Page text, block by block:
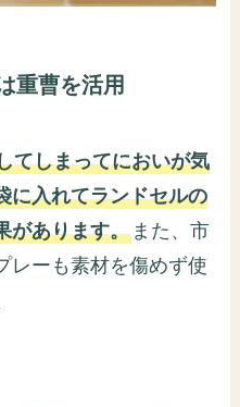
重曹を活用
てしまってにおいが気
に入れてランドセルの
があります。 また、市
レーも素材を傷めず使